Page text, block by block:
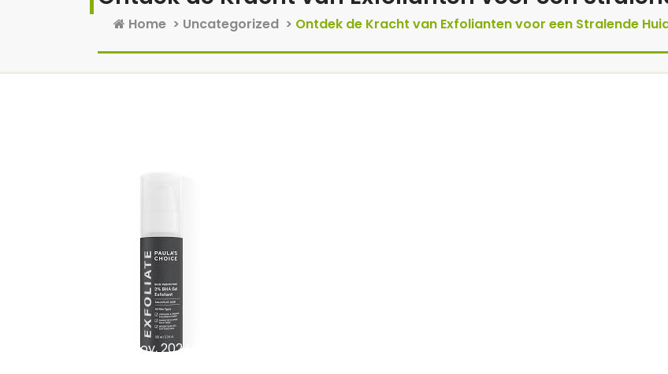
Home > Uncategorized > Ontdek de Kracht van Exfolianten voor een Stralende
7 nov, 2024